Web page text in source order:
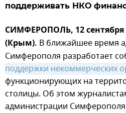
поддерживать НКО
СИМФЕРОПОЛЬ, 12 сентября
(Крым). В ближайшее время
Симферополя разработает
поддержки некоммерческих
функционирующих на
столицы. Об этом
администрации Симферополя